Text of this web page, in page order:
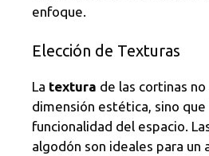
enfoque.
Elección de Texturas
La textura de las cortinas
dimensión estética, sino
funcionalidad del espacio.
algodón son ideales para un